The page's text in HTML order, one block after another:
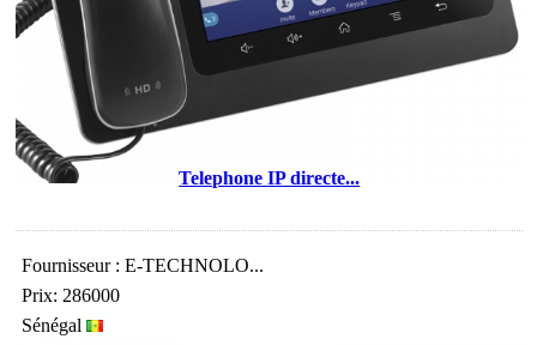
Telephone IP directe...
Fournisseur : E-TECHNOLO...
Prix: 286000
Sénégal